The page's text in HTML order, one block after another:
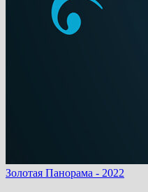
Золотая Панорама - 2022